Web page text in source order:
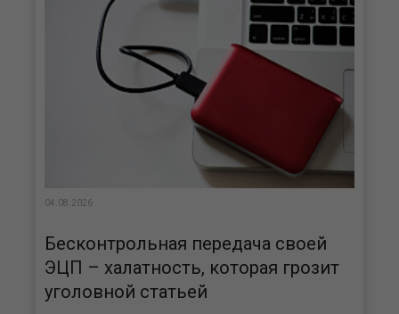
04.08.2026
Бесконтрольная передача своей
ЭЦП – халатность, которая грозит
уголовной статьей